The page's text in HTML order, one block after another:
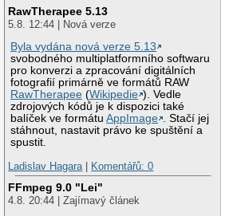
RawTherapee 5.13
5.8. 12:44 | Nová verze
Byla vydána nová verze 5.13
svobodného multiplatformního softwaru
pro konverzi a zpracování digitálních
fotografií primárně ve formátů RAW
RawTherapee (Wikipedie ). Vedle
zdrojových kódů je k dispozici také
balíček ve formátuAppImage . Stačí jej
stáhnout, nastavit právo ke spuštění a
spustit.
Ladislav Hagara| Komentářů: 0
FFmpeg 9.0 "Lei"
4.8. 20:44 | Zajímavý článek